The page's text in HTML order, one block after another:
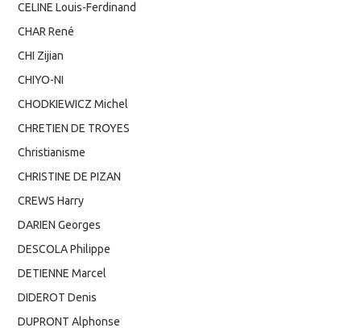
CELINE Louis-Ferdinand
CHAR René
CHI Zijian
CHIYO-NI
CHODKIEWICZ Michel
CHRETIEN DE TROYES
Christianisme
CHRISTINE DE PIZAN
CREWS Harry
DARIEN Georges
DESCOLA Philippe
DETIENNE Marcel
DIDEROT Denis
DUPRONT Alphonse